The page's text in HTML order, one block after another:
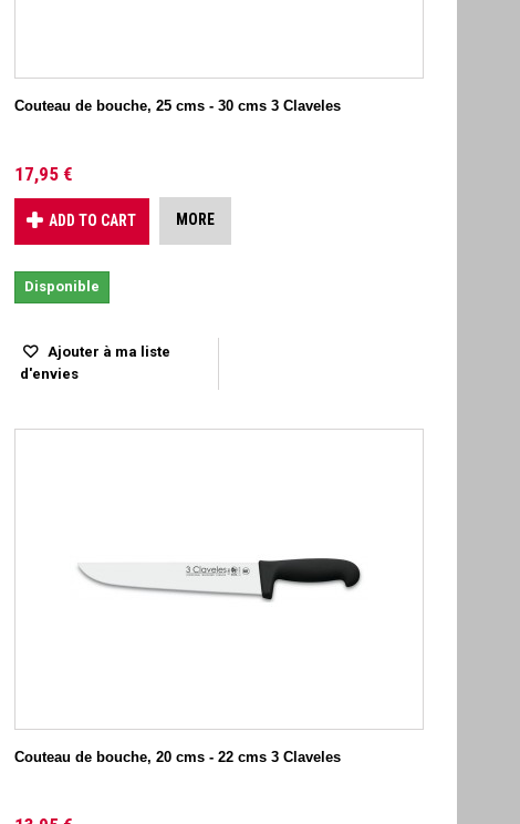
Couteau de bouche, 25 cms - 30 cms 3 Claveles
17,95 €
ADD TO CART MORE
Disponible
Ajouter à ma liste
d'envies
Couteau de bouche, 20 cms - 22 cms 3 Claveles